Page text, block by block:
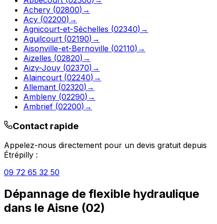
Achery (02800) →
Acy (02200) →
Agnicourt-et-Séchelles (02340) →
Aguilcourt (02190) →
Aisonville-et-Bernoville (02110) →
Aizelles (02820) →
Aizy-Jouy (02370) →
Alaincourt (02240) →
Allemant (02320) →
Ambleny (02290) →
Ambrief (02200) →
Contact rapide
Appelez-nous directement pour un devis gratuit depuis
Étrépilly :
09 72 65 32 50
Dépannage de flexible hydraulique
dans le Aisne (02)